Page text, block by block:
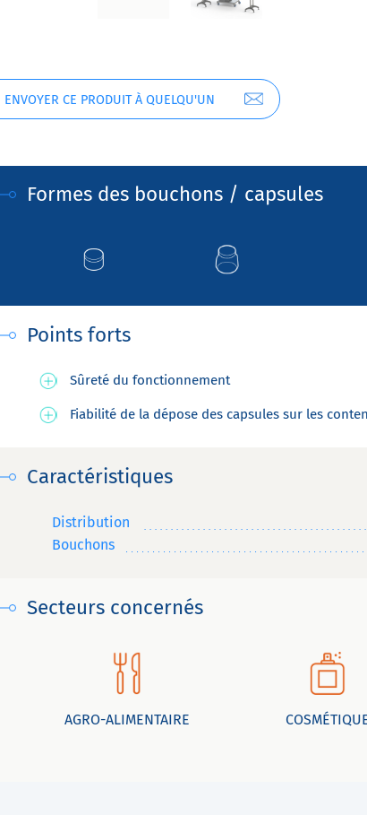
ENVOYER CE PRODUIT À QUELQU'UN
Formes des bouchons / capsules
Points forts
Sûreté du fonctionnement
Fiabilité de la dépose des capsules sur les
Caractéristiques
Distribution
Bouchons
Secteurs concernés
AGRO-ALIMENTAIRE